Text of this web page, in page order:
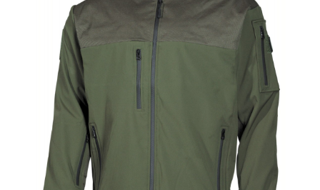
Pievienot
vēlmju
sarakstam